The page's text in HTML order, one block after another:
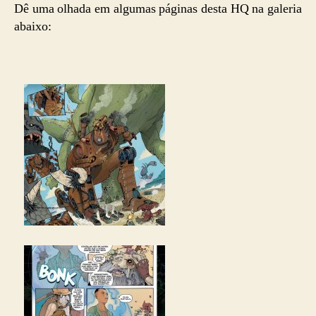
Dê uma olhada em algumas páginas desta HQ na galeria
abaixo: